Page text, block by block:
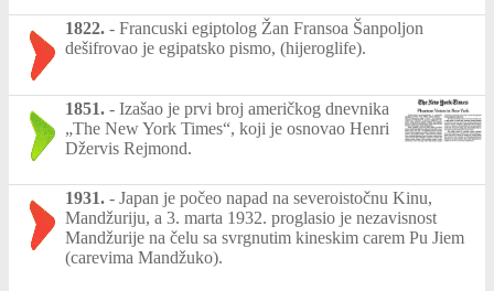
1822. - Francuski egiptolog Žan Fransoa Šanpoljon
dešifrovao je egipatsko pismo, (hijeroglife).
1851. - Izašao je prvi broj američkog dnevnika
„The New York Times“, koji je osnovao Henri
Džervis Rejmond.
1931. - Japan je počeo napad na severoistočnu Kinu,
Mandžuriju, a 3. marta 1932. proglasio je nezavisnost
Mandžurije na čelu sa svrgnutim kineskim carem Pu Jiem
(carevima Mandžuko).